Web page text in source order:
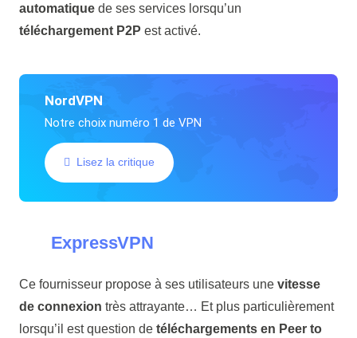
automatiquede ses services lorsqu’un
téléchargement P2P est activé.
NordVPN
Notre choix numéro 1 de VPN
Lisez la critique
ExpressVPN
Ce fournisseur propose à ses utilisateurs une vitesse
de connexion très attrayante… Et plus particulièrement
lorsqu’il est question de téléchargements en Peer to